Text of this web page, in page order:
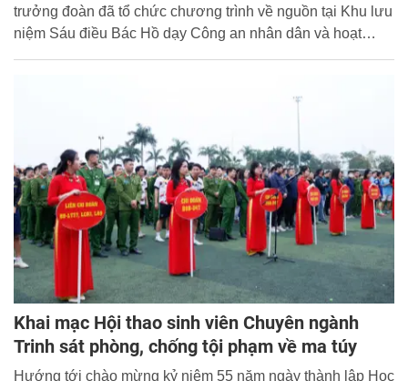
trưởng đoàn đã tổ chức chương trình về nguồn tại Khu lưu
niệm Sáu điều Bác Hồ dạy Công an nhân dân và hoạt
Khai mạc Hội thao sinh viên Chuyên ngành
Trinh sát phòng, chống tội phạm về ma túy
Hướng tới chào mừng kỷ niệm 55 năm ngày thành lập Học